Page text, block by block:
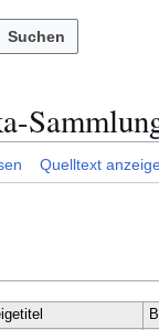
Suchen
Quelltext